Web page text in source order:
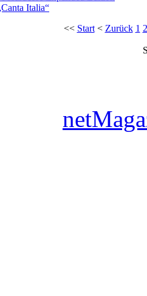
Italia“
<< Start< Zurück 1 2